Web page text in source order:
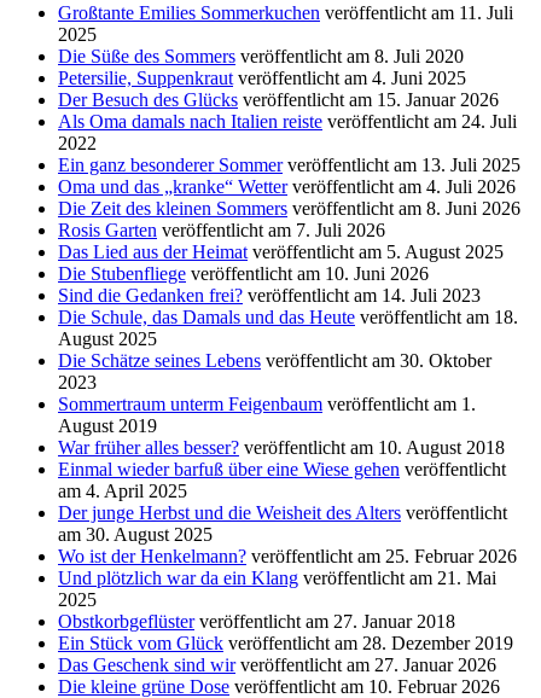
Großtante Emilies Sommerkuchen veröffentlicht am 11. Juli
2025
Die Süße des Sommers veröffentlicht am 8. Juli 2020
Petersilie, Suppenkraut veröffentlicht am 4. Juni 2025
Der Besuch des Glücks veröffentlicht am 15. Januar 2026
Als Oma damals nach Italien reiste veröffentlicht am 24. Juli
2022
Ein ganz besonderer Sommer veröffentlicht am 13. Juli 2025
Oma und das „kranke“ Wetter veröffentlicht am 4. Juli 2026
Die Zeit des kleinen Sommers veröffentlicht am 8. Juni 2026
Rosis Garten veröffentlicht am 7. Juli 2026
Das Lied aus der Heimat veröffentlicht am 5. August 2025
Die Stubenfliege veröffentlicht am 10. Juni 2026
Sind die Gedanken frei? veröffentlicht am 14. Juli 2023
Die Schule, das Damals und das Heute veröffentlicht am 18.
August 2025
Die Schätze seines Lebens veröffentlicht am 30. Oktober
2023
Sommertraum unterm Feigenbaum veröffentlicht am 1.
August 2019
War früher alles besser? veröffentlicht am 10. August 2018
Einmal wieder barfuß über eine Wiese gehen veröffentlicht
am 4. April 2025
Der junge Herbst und die Weisheit des Alters veröffentlicht
am 30. August 2025
Wo ist der Henkelmann? veröffentlicht am 25. Februar 2026
Und plötzlich war da ein Klang veröffentlicht am 21. Mai
2025
Obstkorbgeflüster veröffentlicht am 27. Januar 2018
Ein Stück vom Glück veröffentlicht am 28. Dezember 2019
Das Geschenk sind wir veröffentlicht am 27. Januar 2026
Die kleine grüne Dose veröffentlicht am 10. Februar 2026